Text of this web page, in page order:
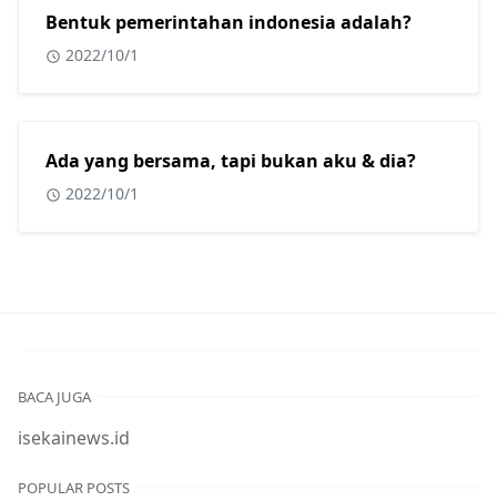
Bentuk pemerintahan indonesia adalah?
2022/10/1
Ada yang bersama, tapi bukan aku & dia?
2022/10/1
BACA JUGA
isekainews.id
POPULAR POSTS